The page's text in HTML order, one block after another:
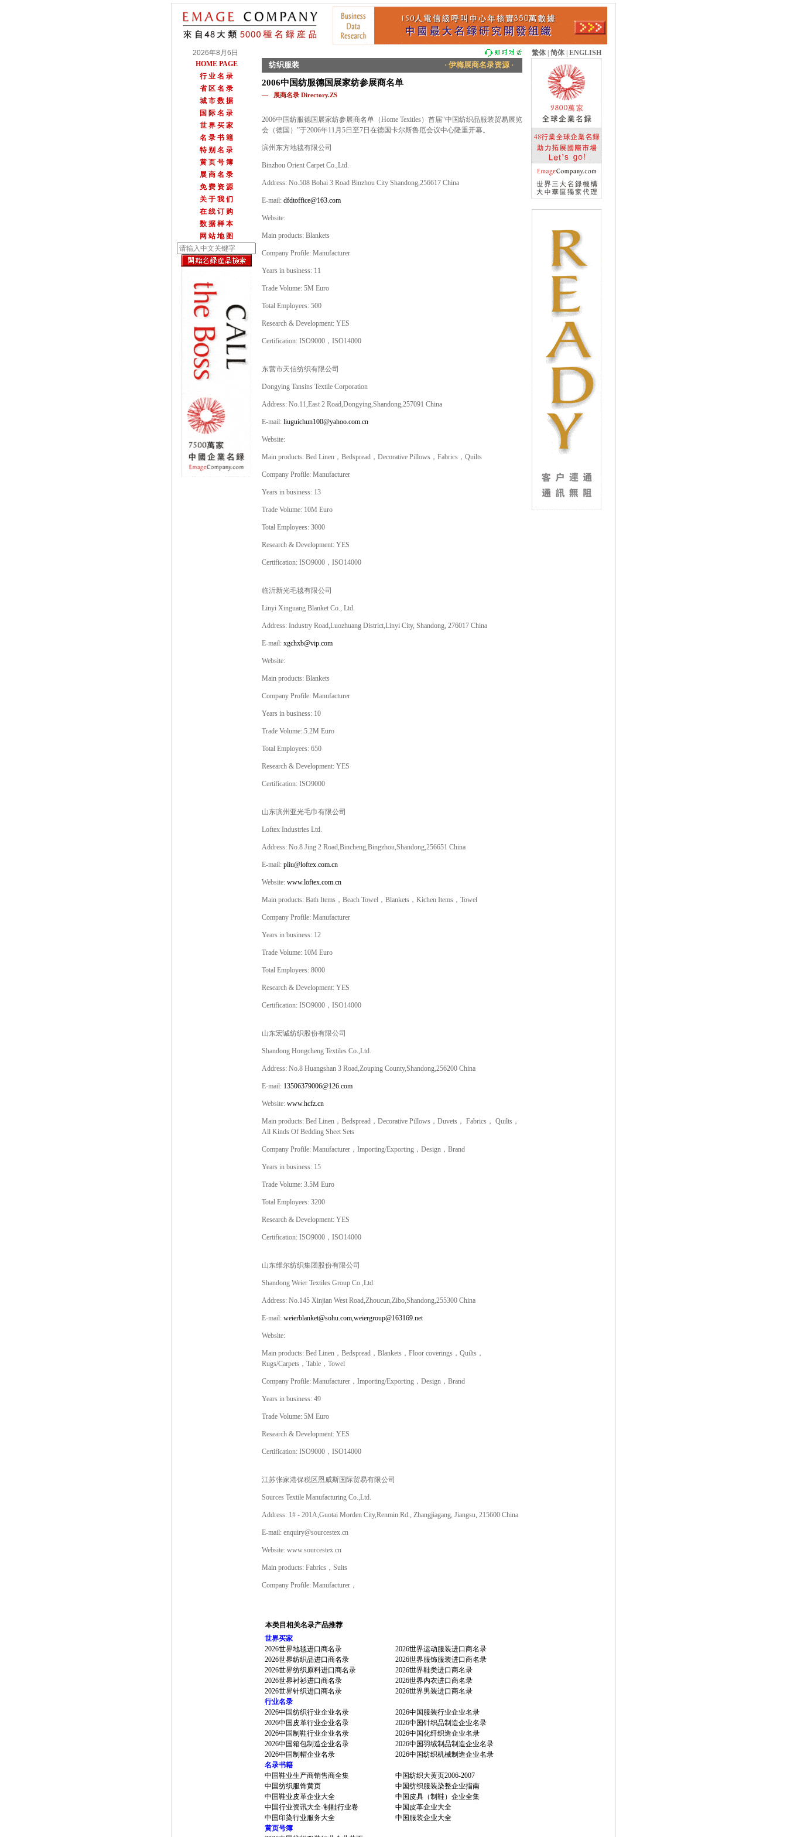
2026年8月6日 繁体 简体 ENGLISH
HOME PAGE
行 业 名 录
省 区 名 录
城 市 数 据
国 际 名 录
世 界 买 家
名 录 书 籍
特 别 名 录
黄 页 号 簿
展 商 名 录
免 费 资 源
关 于 我 们
在 线 订 购
数 据 样 本
网 站 地 图
纺织服装 · 伊梅展商名录资源 ·
2006中国纺服德国展家纺参展商名单
— 展商名录 Directory.ZS
2006中国纺服德国展家纺参展商名单（Home Texitles）首届“中国纺织品服装贸易展览
会（德国）”于2006年11月5日至7日在德国卡尔斯鲁厄会议中心隆重开幕。
滨州东方地毯有限公司
Binzhou Orient Carpet Co.,Ltd.
Address: No.508 Bohai 3 Road Binzhou City Shandong,256617 China
E-mail: dfdtoffice@163.com
Website:
Main products: Blankets
Company Profile: Manufacturer
Years in business: 11
Trade Volume: 5M Euro
Total Employees: 500
Research & Development: YES
Certification: ISO9000，ISO14000
东营市天信纺织有限公司
Dongying Tansins Textile Corporation
Address: No.11,East 2 Road,Dongying,Shandong,257091 China
E-mail: liuguichun100@yahoo.com.cn
Website:
Main products: Bed Linen，Bedspread，Decorative Pillows，Fabrics，Quilts
Company Profile: Manufacturer
Years in business: 13
Trade Volume: 10M Euro
Total Employees: 3000
Research & Development: YES
Certification: ISO9000，ISO14000
临沂新光毛毯有限公司
Linyi Xinguang Blanket Co., Ltd.
Address: Industry Road,Luozhuang District,Linyi City, Shandong, 276017 China
E-mail: xgchxb@vip.com
Website:
Main products: Blankets
Company Profile: Manufacturer
Years in business: 10
Trade Volume: 5.2M Euro
Total Employees: 650
Research & Development: YES
Certification: ISO9000
山东滨州亚光毛巾有限公司
Loftex Industries Ltd.
Address: No.8 Jing 2 Road,Bincheng,Bingzhou,Shandong,256651 China
E-mail: pliu@loftex.com.cn
Website: www.loftex.com.cn
Main products: Bath Items，Beach Towel，Blankets，Kichen Items，Towel
Company Profile: Manufacturer
Years in business: 12
Trade Volume: 10M Euro
Total Employees: 8000
Research & Development: YES
Certification: ISO9000，ISO14000
山东宏诚纺织股份有限公司
Shandong Hongcheng Textiles Co.,Ltd.
Address: No.8 Huangshan 3 Road,Zouping County,Shandong,256200 China
E-mail: 13506379006@126.com
Website: www.hcfz.cn
Main products: Bed Linen，Bedspread，Decorative Pillows，Duvets， Fabrics， Quilts，
All Kinds Of Bedding Sheet Sets
Company Profile: Manufacturer，Importing/Exporting，Design，Brand
Years in business: 15
Trade Volume: 3.5M Euro
Total Employees: 3200
Research & Development: YES
Certification: ISO9000，ISO14000
山东维尔纺织集团股份有限公司
Shandong Weier Textiles Group Co.,Ltd.
Address: No.145 Xinjian West Road,Zhoucun,Zibo,Shandong,255300 China
E-mail: weierblanket@sohu.com,weiergroup@163169.net
Website:
Main products: Bed Linen，Bedspread，Blankets，Floor coverings，Quilts，
Rugs/Carpets，Table，Towel
Company Profile: Manufacturer，Importing/Exporting，Design，Brand
Years in business: 49
Trade Volume: 5M Euro
Research & Development: YES
Certification: ISO9000，ISO14000
江苏张家港保税区恩威斯国际贸易有限公司
Sources Textile Manufacturing Co.,Ltd.
Address: 1# - 201A,Guotai Morden City,Renmin Rd., Zhangjiagang, Jiangsu, 215600 China
E-mail: enquiry@sourcestex.cn
Website: www.sourcestex.cn
Main products: Fabrics，Suits
Company Profile: Manufacturer，
本类目相关名录产品推荐
世界买家
2026世界地毯进口商名录
2026世界运动服装进口商名录
2026世界纺织品进口商名录
2026世界服饰服装进口商名录
2026世界纺织原料进口商名录
2026世界鞋类进口商名录
2026世界衬衫进口商名录
2026世界内衣进口商名录
2026世界针织进口商名录
2026世界男装进口商名录
行业名录
2026中国纺织行业企业名录
2026中国服装行业企业名录
2026中国皮革行业企业名录
2026中国针织品制造企业名录
2026中国制鞋行业企业名录
2026中国化纤织造企业名录
2026中国箱包制造企业名录
2026中国羽绒制品制造企业名录
2026中国制帽企业名录
2026中国纺织机械制造企业名录
名录书籍
中国鞋业生产商销售商全集
中国纺织大黄页2006-2007
中国纺织服饰黄页
中国纺织服装染整企业指南
中国鞋业皮革企业大全
中国皮具（制鞋）企业全集
中国行业资讯大全-制鞋行业卷
中国皮革企业大全
中国印染行业服务大全
中国服装企业大全
黄页号簿